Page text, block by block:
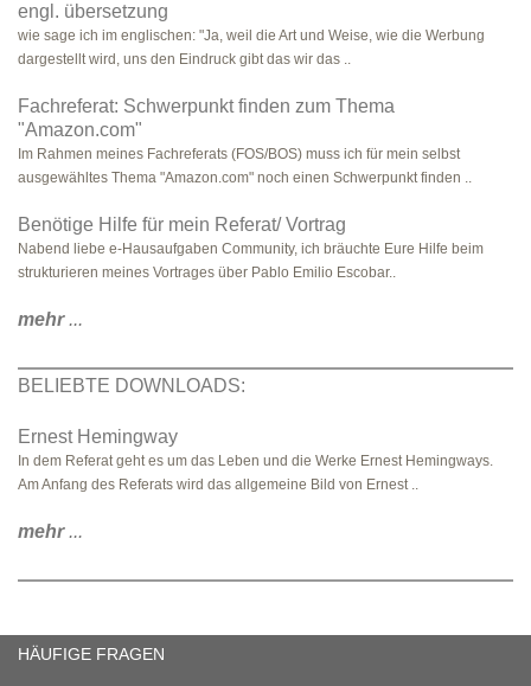
engl. übersetzung
wie sage ich im englischen: "Ja, weil die Art und Weise, wie die Werbung
dargestellt wird, uns den Eindruck gibt das wir das ..
Fachreferat: Schwerpunkt finden zum Thema
"Amazon.com"
Im Rahmen meines Fachreferats (FOS/BOS) muss ich für mein selbst
ausgewähltes Thema "Amazon.com" noch einen Schwerpunkt finden ..
Benötige Hilfe für mein Referat/ Vortrag
Nabend liebe e-Hausaufgaben Community, ich bräuchte Eure Hilfe beim
strukturieren meines Vortrages über Pablo Emilio Escobar..
mehr...
BELIEBTE DOWNLOADS:
Ernest Hemingway
In dem Referat geht es um das Leben und die Werke Ernest Hemingways.
Am Anfang des Referats wird das allgemeine Bild von Ernest ..
mehr...
HÄUFIGE FRAGEN